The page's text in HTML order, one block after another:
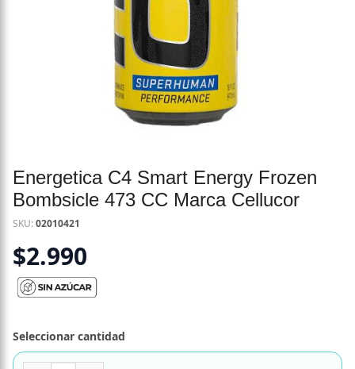
Energetica C4 Smart Energy Frozen
Bombsicle 473 CC Marca Cellucor
SKU:02010421
$2.990
Seleccionar cantidad